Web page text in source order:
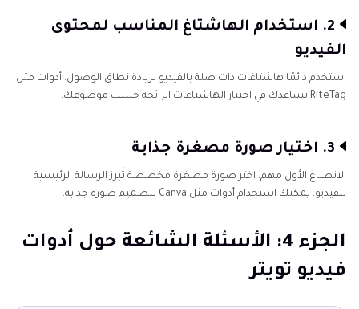
2. استخدام الهاشتاغ المناسب لمحتوى
الفيديو
استخدم دائمًا هاشتاغات ذات صلة بالفيديو لزيادة نطاق الوصول. أدوات مثل
RiteTag تساعدك في اختيار الهاشتاغات الرائجة حسب موضوعك.
3. اختيار صورة مصغرة جذابة
الانطباع الأول مهم. اختر صورة مصغرة مخصصة تُبرز الرسالة الرئيسية
للفيديو. يمكنك استخدام أدوات مثل Canva لتصميم صورة جذابة.
الجزء 4: الأسئلة الشائعة حول أدوات
فيديو تويتر